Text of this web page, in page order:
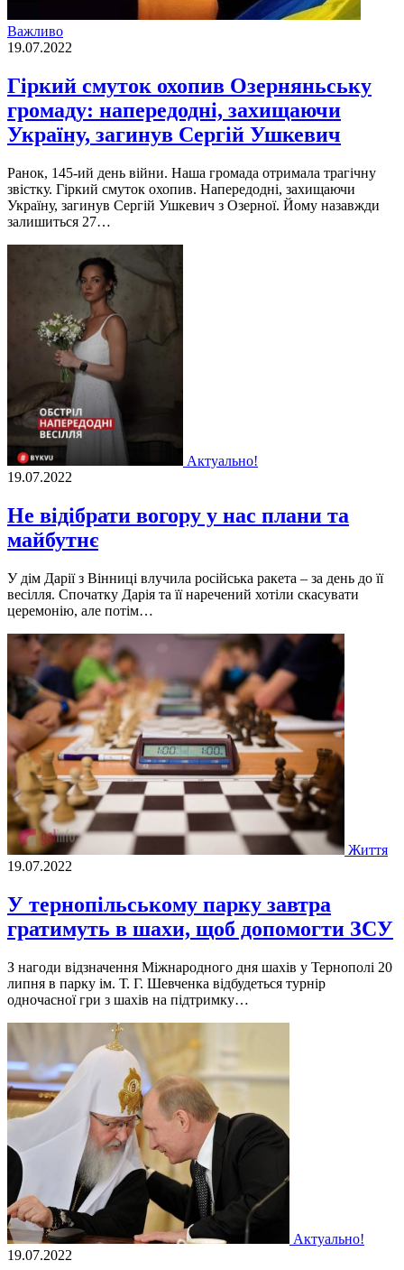
Важливо
19.07.2022
Гіркий смуток охопив Озерняньську
громаду: напередодні, захищаючи
Україну, загинув Сергій Ушкевич
Ранок, 145-ий день вiйни. Наша громада отримала трагiчну
звiстку. Гiркий смуток охопив. Напередоднi, захищаючи
Україну, загинув Сергiй Ушкевич з Озерної. Йому назавжди
залишиться 27…
Актуально!
19.07.2022
Не відібрати вогору у нас плани та
майбутнє
У дім Дарії з Вінниці влучила російська ракета – за день до її
весілля. Спочатку Дарія та її наречений хотіли скасувати
церемонію, але потім…
Життя
19.07.2022
У тернопільському парку завтра
гратимуть в шахи, щоб допомогти ЗСУ
З нагоди вiдзначення Мiжнародного дня шахiв у Тернополi 20
липня в парку iм. Т. Г. Шевченка вiдбудеться турнiр
одночасної гри з шахiв на пiдтримку…
Актуально!
19.07.2022